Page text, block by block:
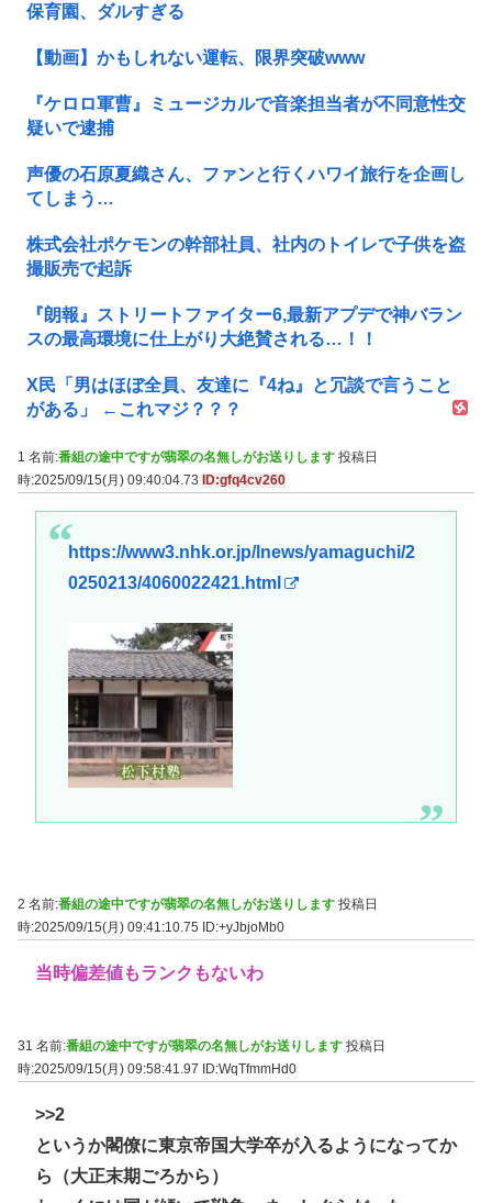
保育園、ダルすぎる
【動画】かもしれない運転、限界突破www
『ケロロ軍曹』ミュージカルで音楽担当者が不同意性交
疑いで逮捕
声優の石原夏織さん、ファンと行くハワイ旅行を企画し
てしまう…
株式会社ポケモンの幹部社員、社内のトイレで子供を盗
撮販売で起訴
『朗報』ストリートファイター6,最新アプデで神バラン
スの最高環境に仕上がり大絶賛される…！！
X民「男はほぼ全員、友達に『4ね』と冗談で言うこと
がある」 ←これマジ？？？
1 名前:番組の途中ですが翡翠の名無しがお送りします 投稿日
時:2025/09/15(月) 09:40:04.73
ID:gfq4cv260
https://www3.nhk.or.jp/lnews/yamaguchi/2
0250213/4060022421.html
2 名前:番組の途中ですが翡翠の名無しがお送りします 投稿日
時:2025/09/15(月) 09:41:10.75
ID:+yJbjoMb0
当時偏差値もランクもないわ
31 名前:番組の途中ですが翡翠の名無しがお送りします 投稿日
時:2025/09/15(月) 09:58:41.97
ID:WqTfmmHd0
>>2
というか閣僚に東京帝国大学卒が入るようになってか
ら（大正末期ごろから）